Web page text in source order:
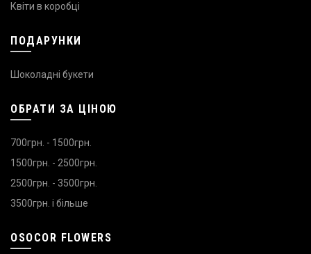
Квіти в коробці
ПОДАРУНКИ
Шоколадні букети
ОБРАТИ ЗА ЦІНОЮ
700грн. - 1500грн.
1500грн. - 2500грн.
2500грн. - 3500грн.
3500грн. і більше
OSOCOR FLOWERS